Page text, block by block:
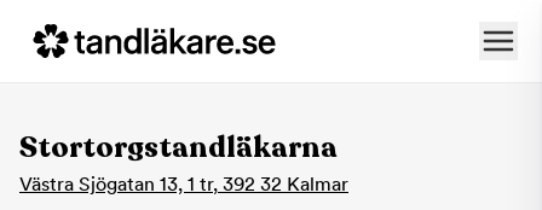
Stortorgstandläkarna
Västra Sjögatan 13, 1 tr, 392 32 Kalmar